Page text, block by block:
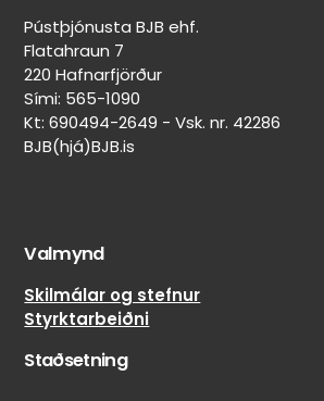
Nei
/
Pústþjónusta BJB ehf.
Flatahraun 7
220 Hafnarfjörður
Sími: 565-1090
Kt: 690494-2649 - Vsk. nr. 42286
BJB(hjá)BJB.is
Valmynd
Skilmálar og stefnur
Styrktarbeiðni
Staðsetning